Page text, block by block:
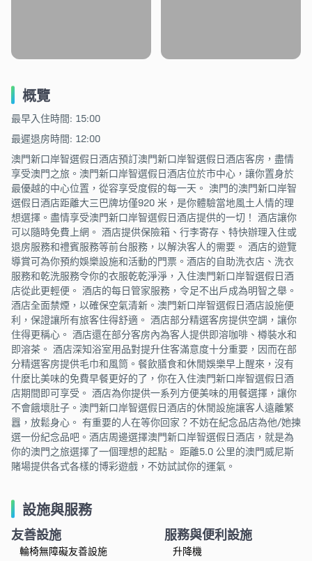
概覽
最早入住時間: 15:00
最遲退房時間: 12:00
澳門新口岸智選假日酒店預訂澳門新口岸智選假日酒店客房，盡情
享受澳門之旅。澳門新口岸智選假日酒店位於市中心，讓你置身於
最優越的中心位置，從容享受度假的每一天。 澳門的澳門新口岸智
選假日酒店距離大三巴牌坊僅920 米，是你體驗當地風土人情的理
想選擇。盡情享受澳門新口岸智選假日酒店提供的一切！ 酒店讓你
可以隨時免費上網。 酒店提供保險箱、行李寄存、特快辦理入住或
退房服務和禮賓服務等前台服務，以解決客人的需要。 酒店的遊覽
導賞可為你預約娛樂設施和活動的門票。酒店的自助洗衣店、洗衣
服務和乾洗服務令你的衣服乾乾淨淨，入住澳門新口岸智選假日酒
店從此更輕便。 酒店的每日管家服務，令足不出戶成為明智之舉。
酒店全面禁煙，以確保空氣清新。澳門新口岸智選假日酒店設施便
利，保證讓所有旅客住得舒適。 酒店部分精選客房提供空調，讓你
住得更稱心。 酒店還在部分客房內為客人提供即溶咖啡、樽裝水和
即溶茶。 酒店深知浴室用品對提升住客滿意度十分重要，因而在部
分精選客房提供毛巾和風筒。餐飲膳食和休閒娛樂早上醒來，沒有
什麼比美味的免費早餐更好的了，你在入住澳門新口岸智選假日酒
店期間即可享受。 酒店為你提供一系列方便美味的用餐選擇，讓你
不會餓壞肚子。澳門新口岸智選假日酒店的休閒設施讓客人遠離繁
囂，放鬆身心。 有重要的人在等你回家？不妨在紀念品店為他/她揀
選一份紀念品吧。酒店周邊選擇澳門新口岸智選假日酒店，就是為
你的澳門之旅選擇了一個理想的起點。 距離5.0 公里的澳門威尼斯
賭場提供各式各樣的博彩遊戲，不妨試試你的運氣。
設施與服務
友善設施
輪椅無障礙友善設施
服務與便利設施
升降機